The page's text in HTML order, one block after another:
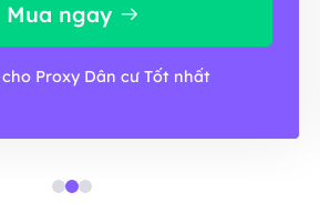
Mua ngay
Proxy Dân cư Tốt nhất